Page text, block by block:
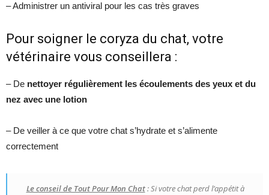
– Administrer un antiviral pour les cas très graves
Pour soigner le coryza du chat, votre
vétérinaire vous conseillera :
– De nettoyer régulièrement les écoulements des yeux et du
nez avec une lotion
– De veiller à ce que votre chat s’hydrate et s’alimente
correctement
Le conseil de Tout Pour Mon Chat: Si votre chat perd l’appétit à